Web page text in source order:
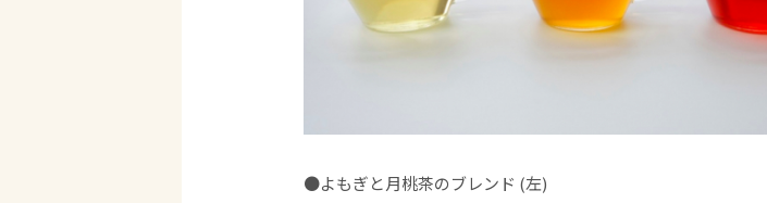
●よもぎと月桃茶のブレンド (左)